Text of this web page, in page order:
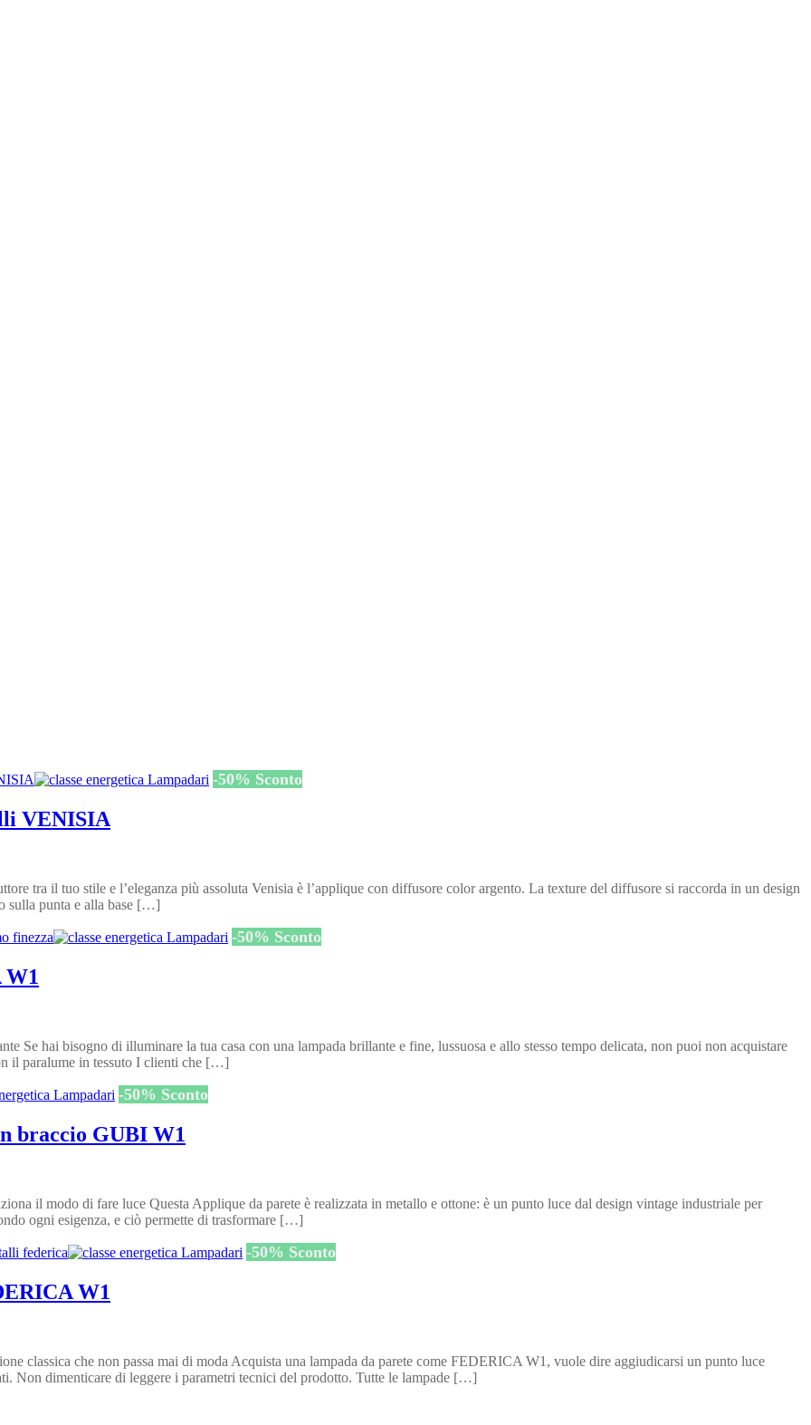
-50% Sconto
VENISIA
tra il tuo stile e l’eleganza più assoluta Venisia è l’applique con diffusore color argento. La texture del diffusore si raccorda in un design
sulla punta e alla base […]
-50% Sconto
W1
Se hai bisogno di illuminare la tua casa con una lampada brillante e fine, lussuosa e allo stesso tempo delicata, non puoi non acquistare
il paralume in tessuto I clienti che […]
-50% Sconto
braccio GUBI W1
il modo di fare luce Questa Applique da parete è realizzata in metallo e ottone: è un punto luce dal design vintage industriale per
ogni esigenza, e ciò permette di trasformare […]
-50% Sconto
W1
classica che non passa mai di moda Acquista una lampada da parete come FEDERICA W1, vuole dire aggiudicarsi un punto luce
Non dimenticare di leggere i parametri tecnici del prodotto. Tutte le lampade […]